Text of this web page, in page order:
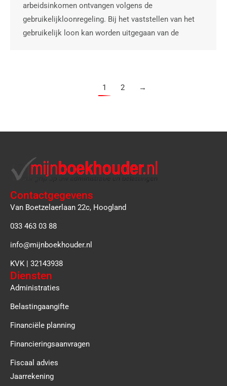
arbeidsinkomen ontvangen volgens de
gebruikelijkloonregeling. Bij het vaststellen van het
gebruikelijk loon kan worden uitgegaan van de
1 2 →
Contactgegevens
Van Boetzelaerlaan 22c, Hoogland
033 463 03 88
info@mijnboekhouder.nl
KVK | 32143938
Diensten
Administraties
Belastingaangifte
Financiële planning
Financieringsaanvragen
Fiscaal advies
Jaarrekening